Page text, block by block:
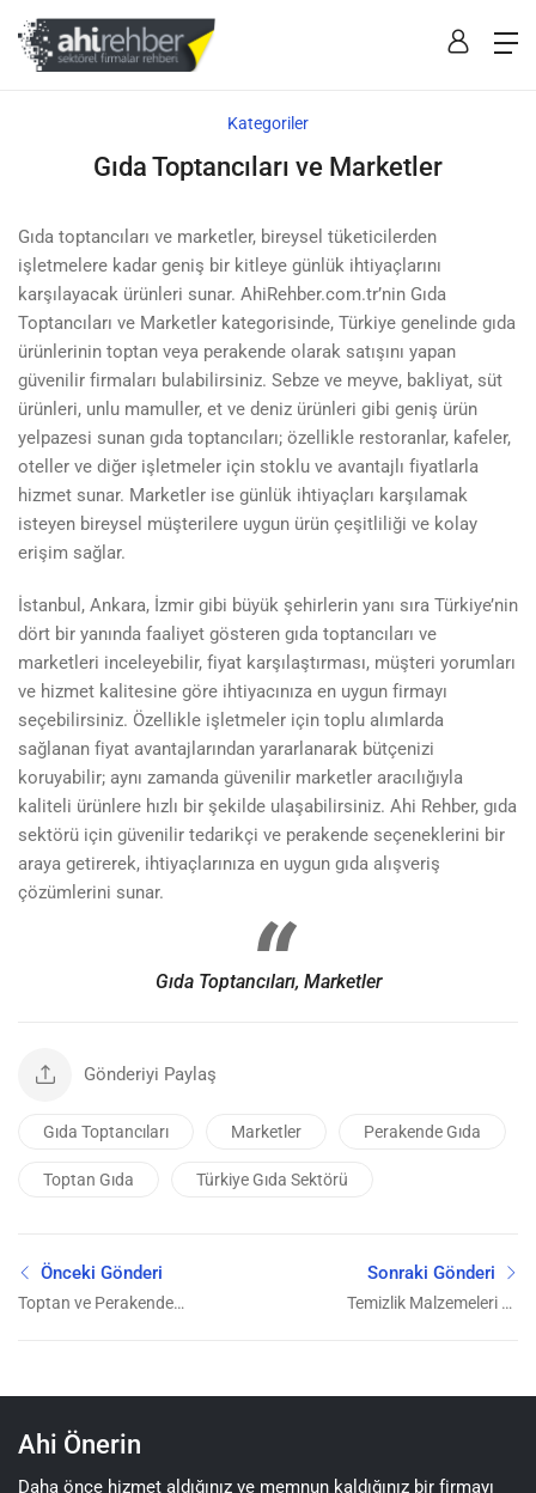
Kategoriler
Gıda Toptancıları ve Marketler
Gıda toptancıları ve marketler, bireysel tüketicilerden
işletmelere kadar geniş bir kitleye günlük ihtiyaçlarını
karşılayacak ürünleri sunar. AhiRehber.com.tr’nin Gıda
Toptancıları ve Marketler kategorisinde, Türkiye genelinde gıda
ürünlerinin toptan veya perakende olarak satışını yapan
güvenilir firmaları bulabilirsiniz. Sebze ve meyve, bakliyat, süt
ürünleri, unlu mamuller, et ve deniz ürünleri gibi geniş ürün
yelpazesi sunan gıda toptancıları; özellikle restoranlar, kafeler,
oteller ve diğer işletmeler için stoklu ve avantajlı fiyatlarla
hizmet sunar. Marketler ise günlük ihtiyaçları karşılamak
isteyen bireysel müşterilere uygun ürün çeşitliliği ve kolay
erişim sağlar.
İstanbul, Ankara, İzmir gibi büyük şehirlerin yanı sıra Türkiye’nin
dört bir yanında faaliyet gösteren gıda toptancıları ve
marketleri inceleyebilir, fiyat karşılaştırması, müşteri yorumları
ve hizmet kalitesine göre ihtiyacınıza en uygun firmayı
seçebilirsiniz. Özellikle işletmeler için toplu alımlarda
sağlanan fiyat avantajlarından yararlanarak bütçenizi
koruyabilir; aynı zamanda güvenilir marketler aracılığıyla
kaliteli ürünlere hızlı bir şekilde ulaşabilirsiniz. Ahi Rehber, gıda
sektörü için güvenilir tedarikçi ve perakende seçeneklerini bir
araya getirerek, ihtiyaçlarınıza en uygun gıda alışveriş
çözümlerini sunar.
Gıda Toptancıları, Marketler
Gönderiyi Paylaş
Gıda Toptancıları Marketler Perakende Gıda
Toptan Gıda Türkiye Gıda Sektörü
Önceki Gönderi
Toptan ve Perakende
Sonraki Gönderi
Temizlik Malzemeleri ve
Ahi Önerin
Daha önce hizmet aldığınız ve memnun kaldığınız bir firmayı